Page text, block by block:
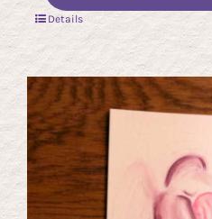
Details